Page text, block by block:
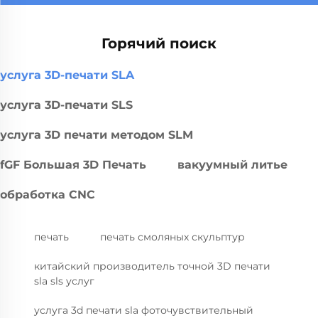
Горячий поиск
услуга 3D-печати SLA
услуга 3D-печати SLS
услуга 3D печати методом SLM
fGF Большая 3D Печать вакуумный литье
обработка CNC
печать печать смоляных скульптур
китайский производитель точной 3D печати
sla sls услуг
услуга 3d печати sla фоточувствительный